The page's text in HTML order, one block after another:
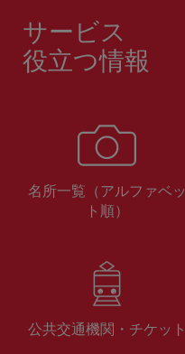
サービス
役立つ情報
名所一覧（アルファベッ
ト順）
公共交通機関・チケット